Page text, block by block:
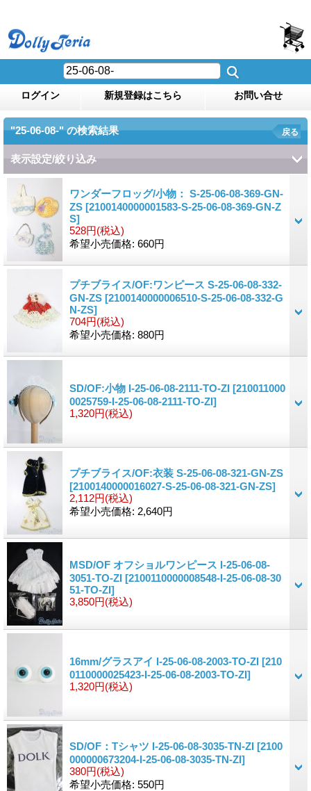
ログイン 新規登録はこちら お問い合せ
"25-06-08-"の検索結果 戻る
表示設定/絞り込み
ワンダーフロッグ/小物： S-25-06-08-369-GN-
ZS [2100140000001583-S-25-06-08-369-GN-Z
S]
528円(税込)
希望小売価格: 660円
プチブライス/OF:ワンピース S-25-06-08-332-
GN-ZS [2100140000006510-S-25-06-08-332-G
N-ZS]
704円(税込)
希望小売価格: 880円
SD/OF:小物 I-25-06-08-2111-TO-ZI [210011000
0025759-I-25-06-08-2111-TO-ZI]
1,320円(税込)
プチブライス/OF:衣装 S-25-06-08-321-GN-ZS
[2100140000016027-S-25-06-08-321-GN-ZS]
2,112円(税込)
希望小売価格: 2,640円
MSD/OF オフショルワンピース I-25-06-08-
3051-TO-ZI [2100110000008548-I-25-06-08-30
51-TO-ZI]
3,850円(税込)
16mm/グラスアイ I-25-06-08-2003-TO-ZI [210
0110000025423-I-25-06-08-2003-TO-ZI]
1,320円(税込)
SD/OF：Tシャツ I-25-06-08-3035-TN-ZI [2100
000000673204-I-25-06-08-3035-TN-ZI]
380円(税込)
希望小売価格: 550円